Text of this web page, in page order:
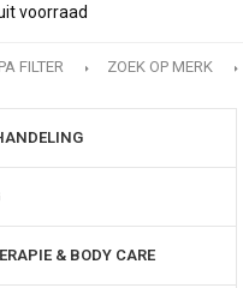
voorraad
FILTER ZOEK OP MERK
& BODY CARE